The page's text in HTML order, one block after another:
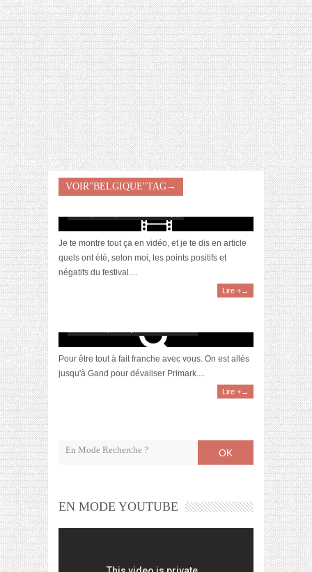
RECETTES RISOTTO
VOIR"BELGIQUE"TAG→
[Video] Vlog – Tomorrowland & Bruxelles
Je te montre tout ça en vidéo, et je te dis en article
quels ont été, selon moi, les points positifs et
négatifs du festival....
Lire +→
Pour être tout à fait franche avec vous. On est allés
jusqu'à Gand pour dévaliser Primark....
Lire +→
OK
EN MODE YOUTUBE